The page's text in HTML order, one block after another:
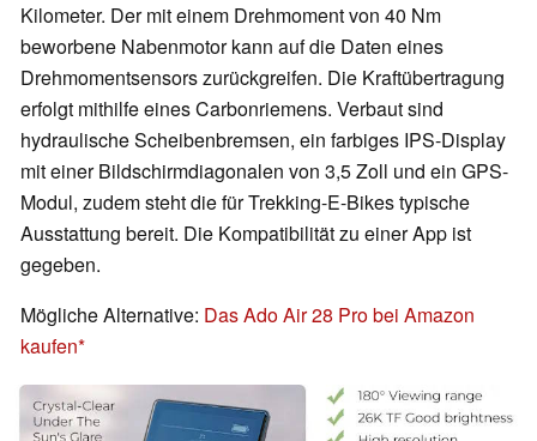
Kilometer. Der mit einem Drehmoment von 40 Nm
beworbene Nabenmotor kann auf die Daten eines
Drehmomentsensors zurückgreifen. Die Kraftübertragung
erfolgt mithilfe eines Carbonriemens. Verbaut sind
hydraulische Scheibenbremsen, ein farbiges IPS-Display
mit einer Bildschirmdiagonalen von 3,5 Zoll und ein GPS-
Modul, zudem steht die für Trekking-E-Bikes typische
Ausstattung bereit. Die Kompatibilität zu einer App ist
gegeben.
Mögliche Alternative: Das Ado Air 28 Pro bei Amazon
kaufen